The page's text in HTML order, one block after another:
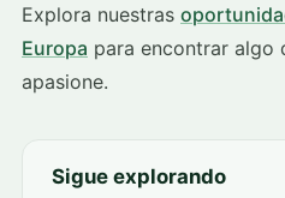
Explora nuestras
Europa para encontrar algo
apasione.
Sigue explorando